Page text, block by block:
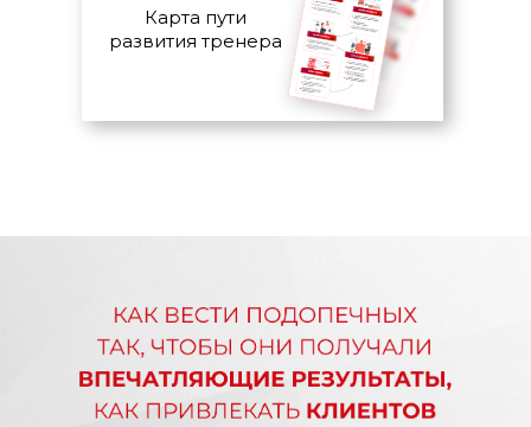
Карта пути
развития тренера